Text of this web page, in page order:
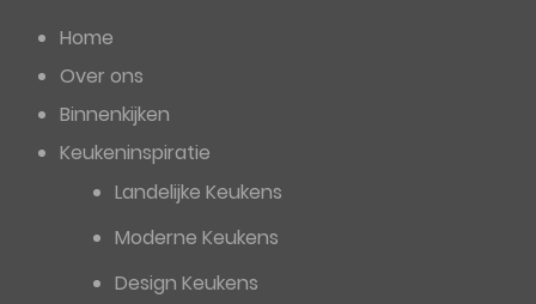
Home
Over ons
Binnenkijken
Keukeninspiratie
Landelijke Keukens
Moderne Keukens
Design Keukens